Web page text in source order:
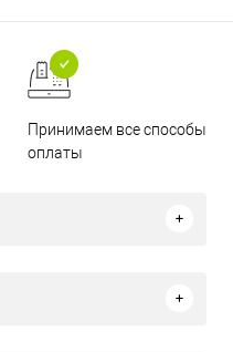
Принимаем все способы
оплаты